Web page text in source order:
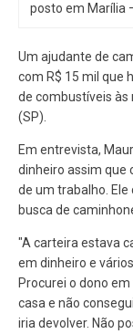
posto em Marília
Um ajudante de
com R$ 15 mil que
de combustíveis às
(SP).
Em entrevista,
dinheiro assim que
de um trabalho.
busca de
"A carteira estava
em dinheiro e
Procurei o dono
casa e não
iria devolver. Não